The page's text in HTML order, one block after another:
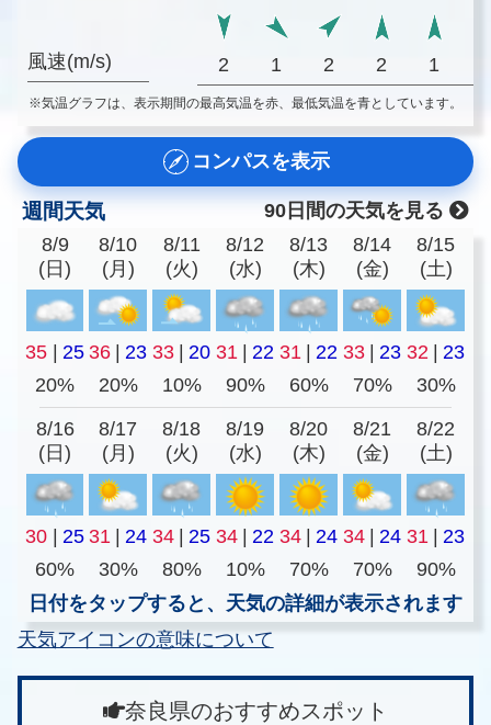
風速(m/s) 2 1 2 2 1
※気温グラフは、表示期間の最高気温を赤、最低気温を青としています。
コンパスを表示
週間天気
90日間の天気を見る
8/9
(日)
8/10
(月)
8/11
(火)
8/12
(水)
8/13
(木)
8/14
(金)
8/15
(土)
35 25 36 23 33 20 31 22 31 22 33 23 32
23
20%
20% 10% 90% 60% 70% 30%
8/16
(日)
8/17
(月)
8/18
(火)
8/19
(水)
8/20
(木)
8/21
(金)
8/22
(土)
30 25 31 24 34 25 34 22 34 24 34 24 31
23
60%
30% 80% 10% 70% 70%
90%
日付をタップすると、天気の詳細が表示されます
天気アイコンの意味について
奈良県のおすすめスポット